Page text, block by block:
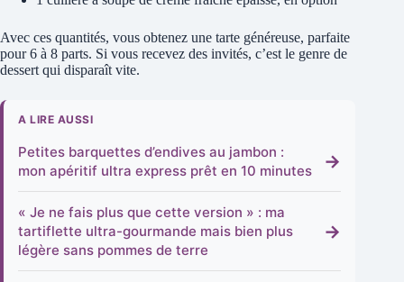
Avec ces quantités, vous obtenez une tarte généreuse, parfaite
pour 6 à 8 parts. Si vous recevez des invités, c’est le genre de
dessert qui disparaît vite.
A LIRE AUSSI
Petites barquettes d’endives au jambon :
mon apéritif ultra express prêt en 10 minutes
→
« Je ne fais plus que cette version » : ma
tartiflette ultra-gourmande mais bien plus
légère sans pommes de terre
→